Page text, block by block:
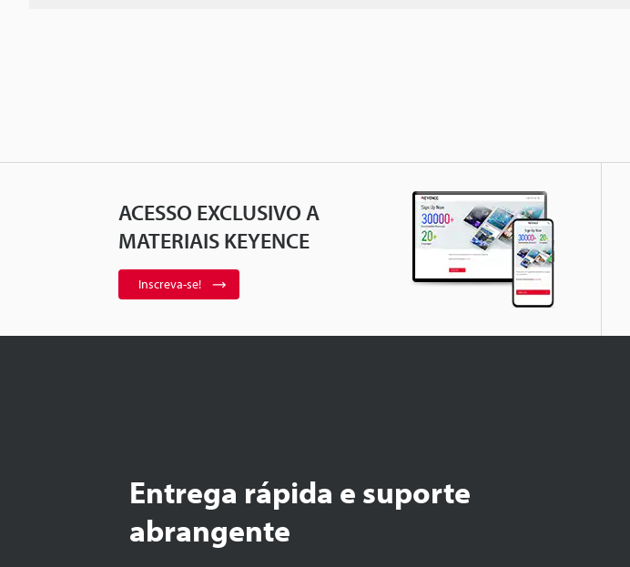
ACESSO EXCLUSIVO A
MATERIAIS KEYENCE
Inscreva-se!
Entrega rápida e suporte
abrangente